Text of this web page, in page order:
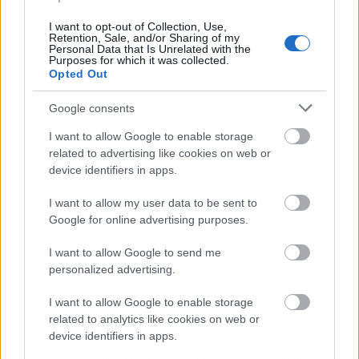
I want to opt-out of Collection, Use,
Retention, Sale, and/or Sharing of my
Personal Data that Is Unrelated with the
Purposes for which it was collected.
Opted Out
Google consents
I want to allow Google to enable storage
related to advertising like cookies on web or
device identifiers in apps.
I want to allow my user data to be sent to
Google for online advertising purposes.
I want to allow Google to send me
personalized advertising.
I want to allow Google to enable storage
related to analytics like cookies on web or
device identifiers in apps.
ennek a pályázatnak az erősségei, ami által
kiemelkedett a többi közül?
Mădălin Hîncu
jelentkezett, ami a gondolati alaposságon túl
gyakorlati jellegű színpadi képességeket is jelzett.
Projektje megvalósítható, kihívás elé állítja
színészeinket, kérdésfeltevése pedig a közönség
rendező alkotótársával, a díszlet- és jelmeztervező
Răzvan Bordoș-sal közösen egy erős képi világát is
konzumvilága egybeolvadásának. Ez a projekt tehát
vizuálisan is rendkívül ígéretesnek bizonyul.
Egy pályázat esetében az alkotók elképzeléseit
kizárólag a pályaműben szereplő leírásból lehet
megítélni - A lovakat lelövik, ugye?